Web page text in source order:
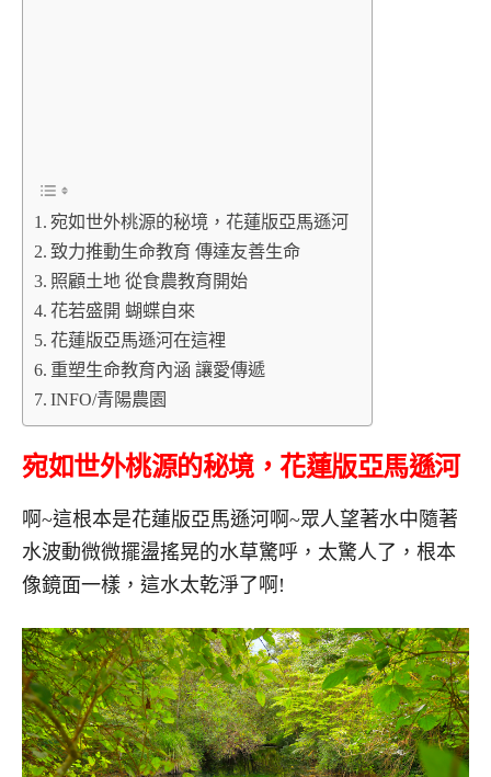
宛如世外桃源的秘境，花蓮版亞馬遜河
致力推動生命教育 傳達友善生命
照顧土地 從食農教育開始
花若盛開 蝴蝶自來
花蓮版亞馬遜河在這裡
重塑生命教育內涵 讓愛傳遞
INFO/青陽農園
宛如世外桃源的秘境，花蓮版亞馬遜河
啊~這根本是花蓮版亞馬遜河啊~眾人望著水中隨著
水波動微微擺盪搖晃的水草驚呼，太驚人了，根本
像鏡面一樣，這水太乾淨了啊!